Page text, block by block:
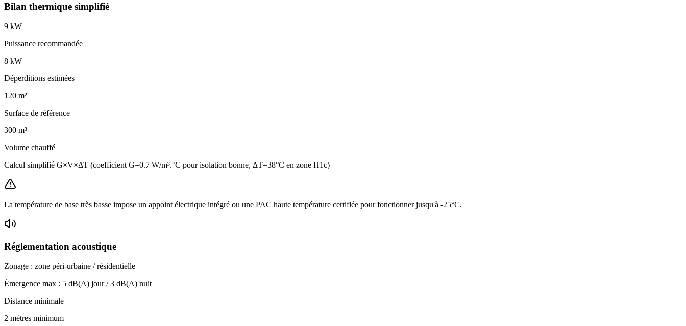
Bilan thermique simplifié
9 kW
Puissance recommandée
8 kW
Déperditions estimées
120 m²
Surface de référence
300 m³
Volume chauffé
Calcul simplifié G×V×ΔT (coefficient G=0.7 W/m³.°C pour isolation bonne, ΔT=38°C en zone H1c)
La température de base très basse impose un appoint électrique intégré ou une PAC haute température certifiée pour fonctionner jusqu'à -25°C.
Réglementation acoustique
Zonage : zone péri-urbaine / résidentielle
Émergence max : 5 dB(A) jour /3 dB(A) nuit
Distance minimale
2 mètres minimum